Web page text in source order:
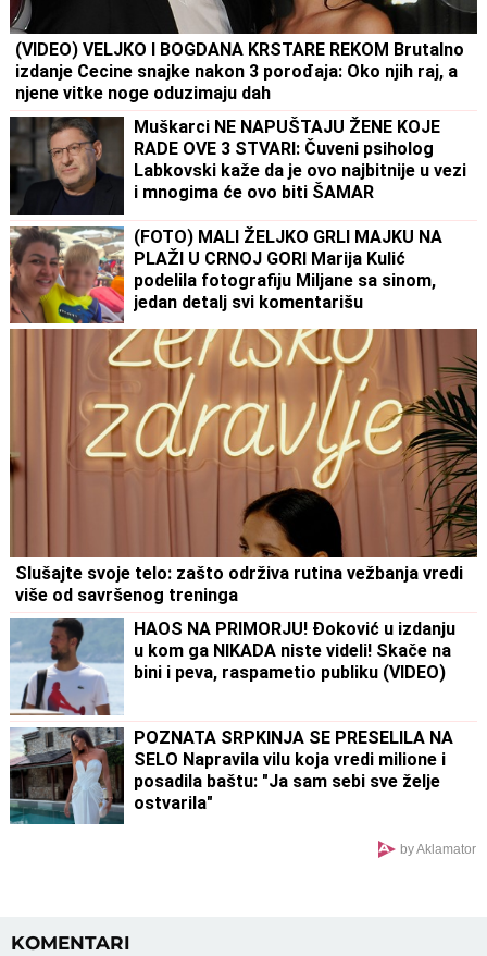
(VIDEO) VELJKO I BOGDANA KRSTARE REKOM Brutalno
izdanje Cecine snajke nakon 3 porođaja: Oko njih raj, a
njene vitke noge oduzimaju dah
Muškarci NE NAPUŠTAJU ŽENE KOJE
RADE OVE 3 STVARI: Čuveni psiholog
Labkovski kaže da je ovo najbitnije u vezi
i mnogima će ovo biti ŠAMAR
(FOTO) MALI ŽELJKO GRLI MAJKU NA
PLAŽI U CRNOJ GORI Marija Kulić
podelila fotografiju Miljane sa sinom,
jedan detalj svi komentarišu
Slušajte svoje telo: zašto održiva rutina vežbanja vredi
više od savršenog treninga
HAOS NA PRIMORJU! Đoković u izdanju
u kom ga NIKADA niste videli! Skače na
bini i peva, raspametio publiku (VIDEO)
POZNATA SRPKINJA SE PRESELILA NA
SELO Napravila vilu koja vredi milione i
posadila baštu: "Ja sam sebi sve želje
ostvarila"
by Aklamator
KOMENTARI